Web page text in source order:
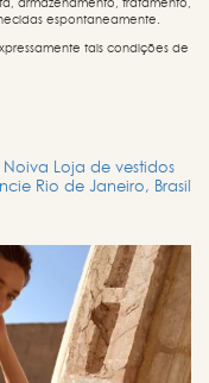
armazenamento, tratamento,
espontaneamente.
tais condições de
Noiva Loja de vestidos
Rio de Janeiro, Brasil